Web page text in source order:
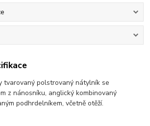
tvarovaný polstrovaný nátylník se
z nánosníku, anglický kombinovaný
podhrdelníkem, včetně otěží.